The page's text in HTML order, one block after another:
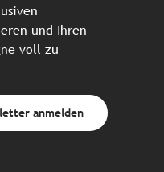
und Ihren
voll zu
anmelden